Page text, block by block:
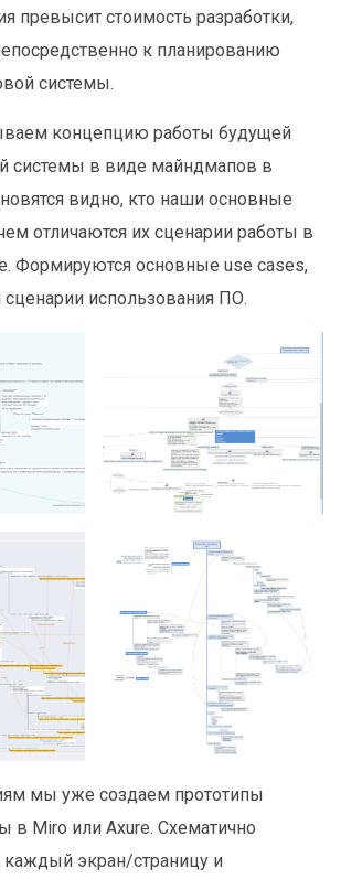
превысит стоимость разработки,
к планированию
системы.
концепцию работы будущей
системы в виде майндмапов в
видно, кто наши основные
отличаются их сценарии работы в
Формируются основные use cases,
использования ПО.
мы уже создаем прототипы
в Miro или Axure. Схематично
экран/страницу и